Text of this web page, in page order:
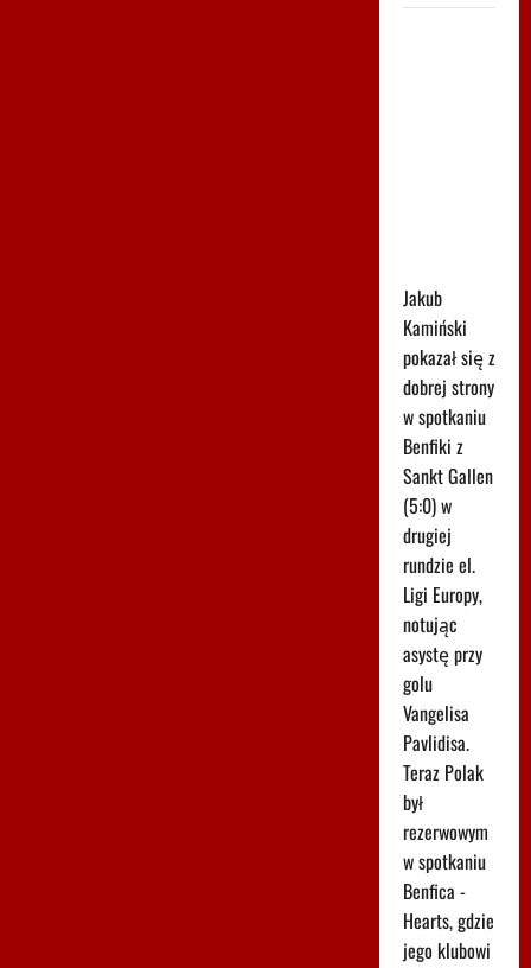
Jakub
Kamiński
pokazał się z
dobrej strony
w spotkaniu
Benfiki z
Sankt Gallen
(5:0) w
drugiej
rundzie el.
Ligi Europy,
notując
asystę przy
golu
Vangelisa
Pavlidisa.
Teraz Polak
był
rezerwowym
w spotkaniu
Benfica -
Hearts, gdzie
jego klubowi